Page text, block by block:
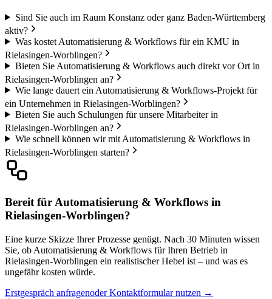
Sind Sie auch im Raum Konstanz oder ganz Baden-Württemberg
aktiv?
Was kostet Automatisierung & Workflows für ein KMU in
Rielasingen-Worblingen?
Bieten Sie Automatisierung & Workflows auch direkt vor Ort in
Rielasingen-Worblingen an?
Wie lange dauert ein Automatisierung & Workflows-Projekt für
ein Unternehmen in Rielasingen-Worblingen?
Bieten Sie auch Schulungen für unsere Mitarbeiter in
Rielasingen-Worblingen an?
Wie schnell können wir mit Automatisierung & Workflows in
Rielasingen-Worblingen starten?
Bereit für Automatisierung & Workflows in
Rielasingen-Worblingen?
Eine kurze Skizze Ihrer Prozesse genügt. Nach 30 Minuten wissen
Sie, ob Automatisierung & Workflows für Ihren Betrieb in
Rielasingen-Worblingen ein realistischer Hebel ist – und was es
ungefähr kosten würde.
Erstgespräch anfragenoder Kontaktformular nutzen →